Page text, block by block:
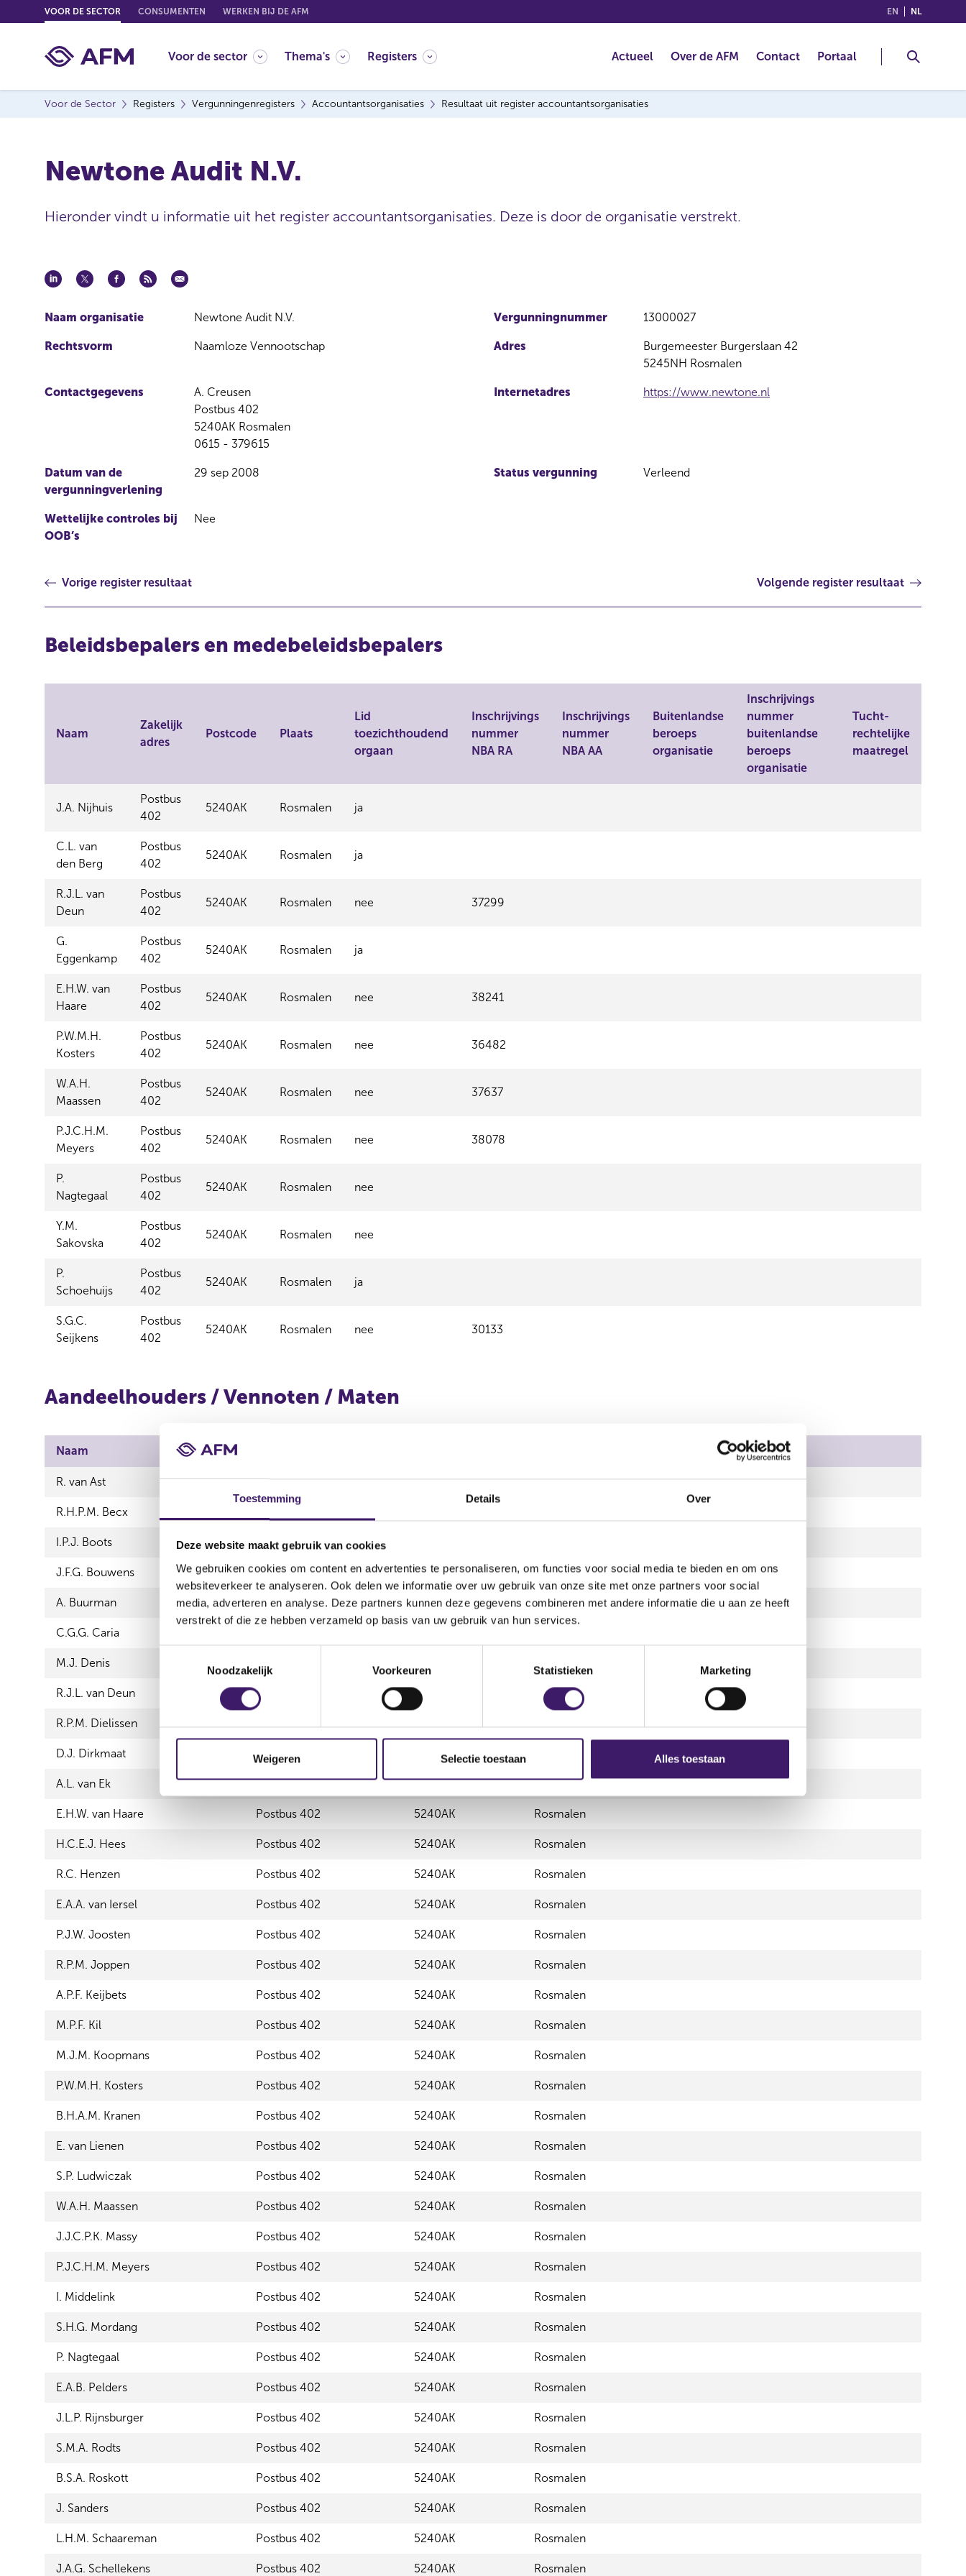
Toestemming Details Over
Deze website maakt gebruik van cookies
We gebruiken cookies om content en advertenties te personaliseren, om functies voor social media te bieden en om ons
websiteverkeer te analyseren. Ook delen we informatie over uw gebruik van onze site met onze partners voor social
media, adverteren en analyse. Deze partners kunnen deze gegevens combineren met andere informatie die u aan ze heeft
verstrekt of die ze hebben verzameld op basis van uw gebruik van hun services.
i
Noodzakelijk Voorkeuren Statistieken Marketing
Weigeren Selectie toestaan Alles toestaan
o
o
EN (ENGLISH)
NL
VOOR DE SECTOR CONSUMENTEN WERKEN BIJ DE AFM
Voor de sector Thema's Registers Actueel Over de AFM Contact Portaal
Voor de Sector Registers Vergunningenregisters Accountantsorganisaties Resultaat uit register accountantsorganisaties
Newtone Audit N.V.
Hieronder vindt u informatie uit het register accountantsorganisaties. Deze is door de organisatie verstrekt.
Naam organisatie Newtone Audit N.V. Vergunningnummer 13000027
Rechtsvorm Naamloze Vennootschap Adres
Burgemeester Burgerslaan 42
5245NH Rosmalen
Contactgegevens
A. Creusen
Postbus 402
5240AK Rosmalen
0615 - 379615
Internetadres https://www.newtone.nl
Datum van de
vergunningverlening
29 sep 2008 Status vergunning Verleend
Wettelijke controles bij
OOB’s
Nee
Vorige register resultaat Volgende register resultaat
Beleidsbepalers en medebeleidsbepalers
Naam
Zakelijk
adres
Postcode Plaats
Lid
toezichthoudend
orgaan
Inschrijvings
nummer
NBA RA
Inschrijvings
nummer
NBA AA
Buitenlandse
beroeps
organisatie
Inschrijvings
nummer
buitenlandse
beroeps
organisatie
Tucht-
rechtelijke
maatregel
J.A. Nijhuis
Postbus
402
5240AK Rosmalen ja
C.L. van
den Berg
Postbus
402
5240AK Rosmalen ja
R.J.L. van
Deun
Postbus
402
5240AK Rosmalen nee 37299
G.
Eggenkamp
Postbus
402
5240AK Rosmalen ja
E.H.W. van
Haare
Postbus
402
5240AK Rosmalen nee 38241
P.W.M.H.
Kosters
Postbus
402
5240AK Rosmalen nee 36482
W.A.H.
Maassen
Postbus
402
5240AK Rosmalen nee 37637
P.J.C.H.M.
Meyers
Postbus
402
5240AK Rosmalen nee 38078
P.
Nagtegaal
Postbus
402
5240AK Rosmalen nee
Y.M.
Sakovska
Postbus
402
5240AK Rosmalen nee
P.
Schoehuijs
Postbus
402
5240AK Rosmalen ja
S.G.C.
Seijkens
Postbus
402
5240AK Rosmalen nee 30133
Aandeelhouders / Vennoten / Maten
Naam Tuchtrechtelijke maatregel
R. van Ast Postbus 402 5240AK Rosmalen
R.H.P.M. Becx
I.P.J. Boots Postbus 402
J.F.G. Bouwens Postbus 402 5240AK Rosmalen
A. Buurman Postbus 402 5240AK Rosmalen
C.G.G. Caria
M.J. Denis Postbus 402 Rosmalen
R.J.L. van Deun Postbus 402 5240AK Rosmalen
R.P.M. Dielissen Postbus 402 5240AK Rosmalen
D.J. Dirkmaat Postbus 402 5240AK
A.L. van Ek Postbus 402 5240AK Rosmalen
E.H.W. van Haare Postbus 402 5240AK Rosmalen
H.C.E.J. Hees Postbus 402 5240AK Rosmalen
R.C. Henzen Postbus 402 5240AK Rosmalen
E.A.A. van Iersel Postbus 402 5240AK Rosmalen
P.J.W. Joosten Postbus 402 5240AK Rosmalen
R.P.M. Joppen Postbus 402 5240AK Rosmalen
A.P.F. Keijbets Postbus 402 5240AK Rosmalen
M.P.F. Kil Postbus 402 5240AK Rosmalen
M.J.M. Koopmans Postbus 402 5240AK Rosmalen
P.W.M.H. Kosters Postbus 402 5240AK Rosmalen
B.H.A.M. Kranen Postbus 402 5240AK Rosmalen
E. van Lienen Postbus 402 5240AK Rosmalen
S.P. Ludwiczak Postbus 402 5240AK Rosmalen
W.A.H. Maassen Postbus 402 5240AK Rosmalen
J.J.C.P.K. Massy Postbus 402 5240AK Rosmalen
P.J.C.H.M. Meyers Postbus 402 5240AK Rosmalen
I. Middelink Postbus 402 5240AK Rosmalen
S.H.G. Mordang Postbus 402 5240AK Rosmalen
P. Nagtegaal Postbus 402 5240AK Rosmalen
E.A.B. Pelders Postbus 402 5240AK Rosmalen
J.L.P. Rijnsburger Postbus 402 5240AK Rosmalen
S.M.A. Rodts Postbus 402 5240AK Rosmalen
B.S.A. Roskott Postbus 402 5240AK Rosmalen
J. Sanders Postbus 402 5240AK Rosmalen
L.H.M. Schaareman Postbus 402 5240AK Rosmalen
J.A.G. Schellekens Postbus 402 5240AK Rosmalen